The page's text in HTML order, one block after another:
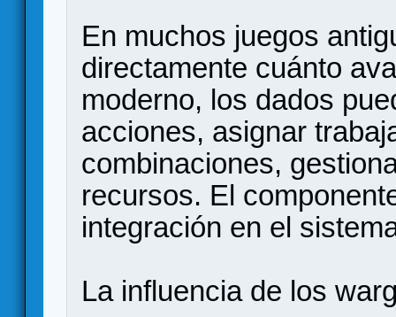
En muchos juegos
directamente cuánto
moderno, los dados
acciones, asignar
combinaciones,
recursos. El
integración en el
La influencia de los